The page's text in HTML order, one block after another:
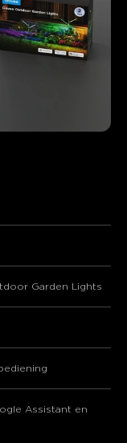
Garden Lights
Assistant en